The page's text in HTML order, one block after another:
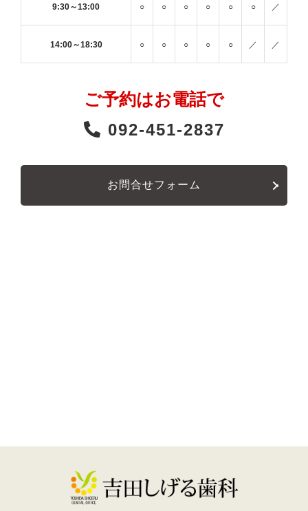
9:30～13:00 ○ ○ ○ ○ ○ ○ ／
14:00～18:30 ○ ○ ○ ○ ○ ／ ／
ご予約はお電話で
092-451-2837
お問合せフォーム